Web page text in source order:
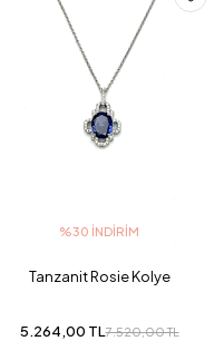
%30 İNDIRIM
Tanzanit Rosie Kolye
5.264,00 TL7.520,00 TL